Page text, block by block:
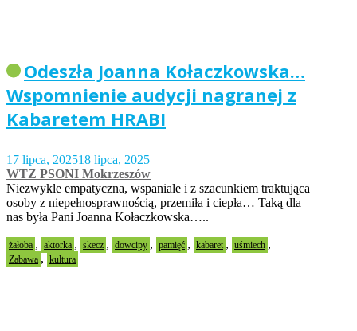
Odeszła Joanna Kołaczkowska…
Wspomnienie audycji nagranej z
Kabaretem HRABI
17 lipca, 202518 lipca, 2025
WTZ PSONI Mokrzeszów
Niezwykle empatyczna, wspaniale i z szacunkiem traktująca
osoby z niepełnosprawnością, przemiła i ciepła… Taką dla
nas była Pani Joanna Kołaczkowska…..
żałoba , aktorka , skecz , dowcipy , pamięć , kabaret , uśmiech ,
Zabawa , kultura